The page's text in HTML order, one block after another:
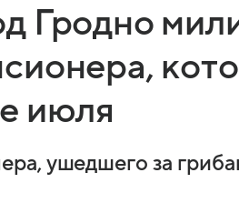
Гродно
июля
ушедшего за